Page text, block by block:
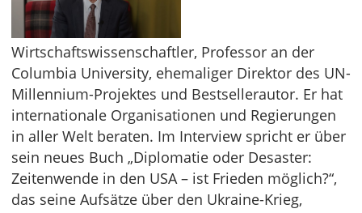
Wirtschaftswissenschaftler, Professor an der
Columbia University, ehemaliger Direktor des UN-
Millennium-Projektes und Bestsellerautor. Er hat
internationale Organisationen und Regierungen
in aller Welt beraten. Im Interview spricht er über
sein neues Buch „Diplomatie oder Desaster:
Zeitenwende in den USA – ist Frieden möglich?“,
das seine Aufsätze über den Ukraine-Krieg,